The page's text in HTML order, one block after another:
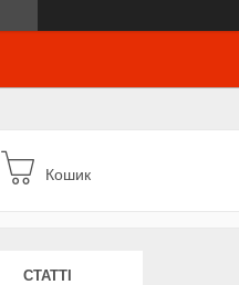
Кошик
СТАТТІ